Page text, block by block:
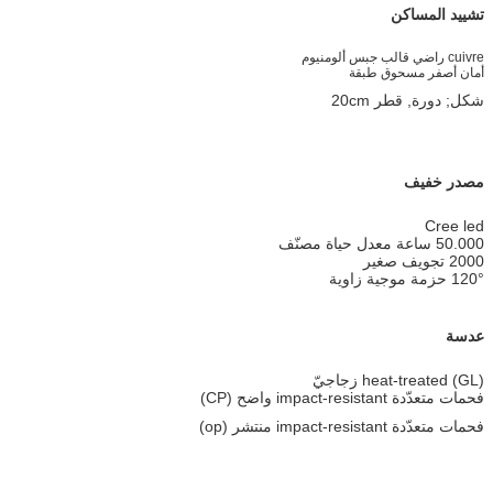
تشييد المساكن
cuivre راضي قالب جبس ألومنيوم
أمان أصفر مسحوق طبقة
شكل; دورة, قطر 20cm
مصدر خفيف
Cree led
50.000 ساعة معدل حياة مصنّف
2000 تجويف صغير
120° حزمة موجية زاوية
عدسة
(GL) heat-treated زجاجيّ
فحمات متعدّدة impact-resistant واضح (CP)
فحمات متعدّدة impact-resistant منتشر (op)